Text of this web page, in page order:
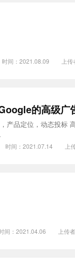
时间：2021.08.09 上传
的高级广
产品定位，动态投标
时间：2021.07.14 上
间：2021.04.06 上传